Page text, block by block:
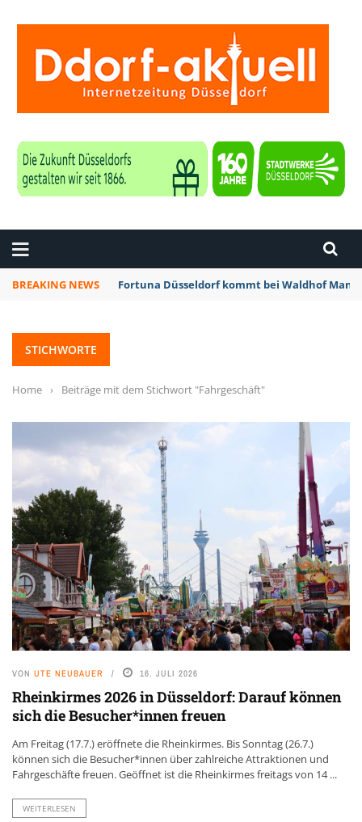
BREAKING NEWS Fortuna Düsseldorf kommt bei Waldhof
STICHWORTE
Home › Beiträge mit dem Stichwort "Fahrgeschäft"
VON UTE NEUBAUER 16. JULI 2026
Rheinkirmes 2026 in Düsseldorf: Darauf können
sich die Besucher*innen freuen
Am Freitag (17.7.) eröffnete die Rheinkirmes. Bis Sonntag (26.7.)
können sich die Besucher*innen über zahlreiche Attraktionen und
Fahrgeschäfte freuen. Geöffnet ist die Rheinkirmes freitags von 14 ...
WEITERLESEN